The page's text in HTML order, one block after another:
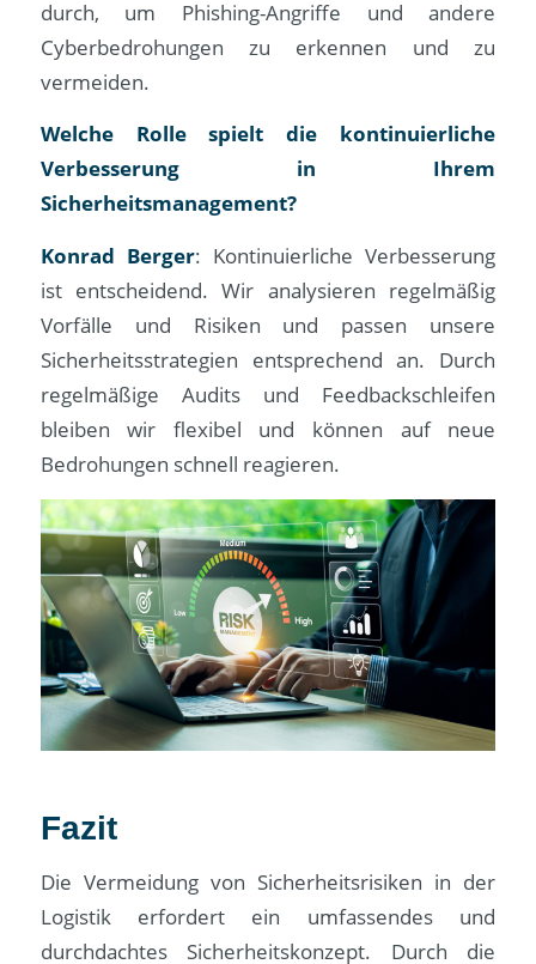
durch, um Phishing-Angriffe und andere
Cyberbedrohungen zu erkennen und zu
vermeiden.
Welche Rolle spielt die kontinuierliche
Verbesserung in Ihrem
Sicherheitsmanagement?
Konrad Berger: Kontinuierliche Verbesserung
ist entscheidend. Wir analysieren regelmäßig
Vorfälle und Risiken und passen unsere
Sicherheitsstrategien entsprechend an. Durch
regelmäßige Audits und Feedbackschleifen
bleiben wir flexibel und können auf neue
Bedrohungen schnell reagieren.
Fazit
Die Vermeidung von Sicherheitsrisiken in der
Logistik erfordert ein umfassendes und
durchdachtes Sicherheitskonzept. Durch die